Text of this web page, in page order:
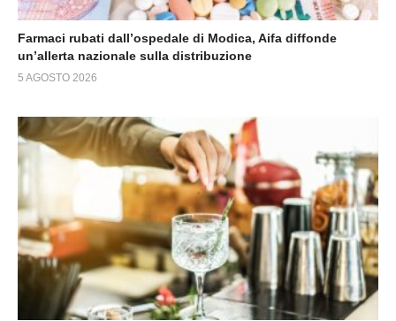
Farmaci rubati dall’ospedale di Modica, Aifa diffonde
un’allerta nazionale sulla distribuzione
5 AGOSTO 2026